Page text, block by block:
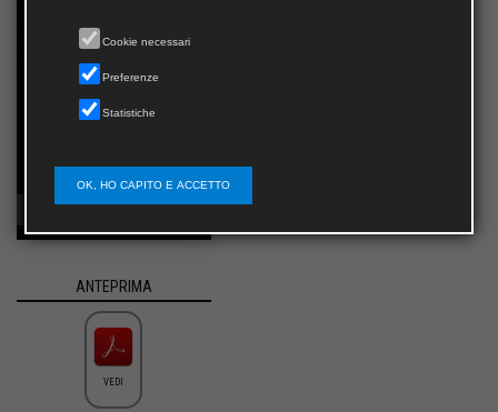
ANTEPRIMA
VEDI
Cookie necessari
Preferenze
Statistiche
OK, HO CAPITO E ACCETTO